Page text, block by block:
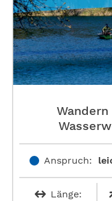
Anspruch:
Länge: